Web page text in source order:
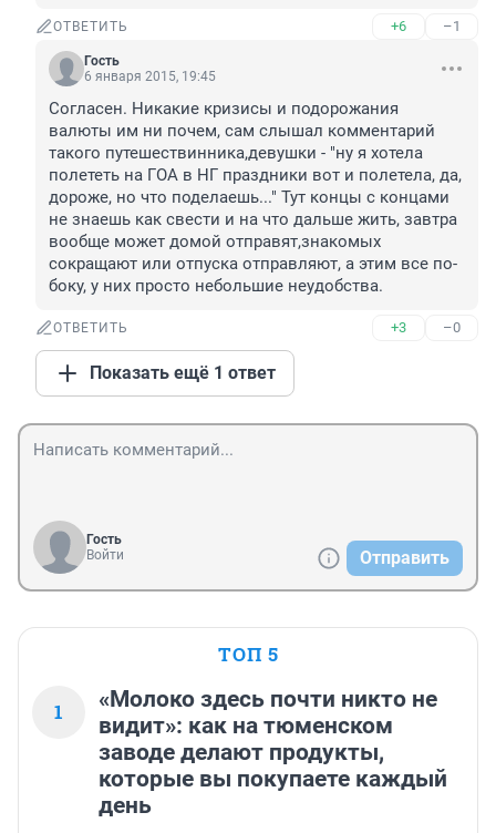
ОТВЕТИТЬ +6 –1
Гость
6 января 2015, 19:45
Согласен. Никакие кризисы и подорожания
валюты им ни почем, сам слышал комментарий
такого путешествинника,девушки - "ну я хотела
полететь на ГОА в НГ праздники вот и полетела, да,
дороже, но что поделаешь..." Тут концы с концами
не знаешь как свести и на что дальше жить, завтра
вообще может домой отправят,знакомых
сокращают или отпуска отправляют, а этим все по-
боку, у них просто небольшие неудобства.
ОТВЕТИТЬ +3 –0
Показать ещё 1 ответ
Гость
Войти
Отправить
ТОП 5
1
«Молоко здесь почти никто не
видит»: как на тюменском
заводе делают продукты,
которые вы покупаете каждый
день